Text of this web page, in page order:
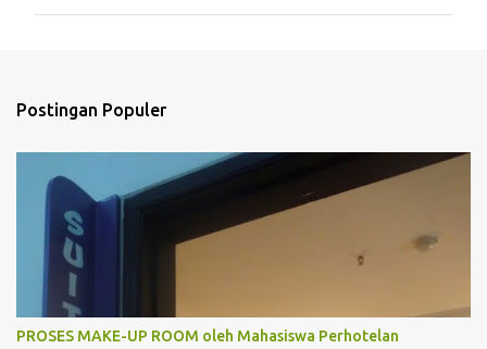
Postingan Populer
PROSES MAKE-UP ROOM oleh Mahasiswa Perhotelan